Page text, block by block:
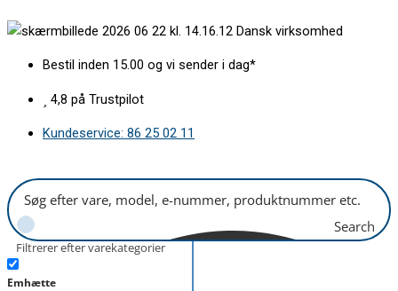
til
Dansk virksomhed
Bestil inden 15.00 og vi sender i dag*
4,8 på Trustpilot
Kundeservice: 86 25 02 11
Search
Filtrerer efter varekategorier
Emhætte
øverst